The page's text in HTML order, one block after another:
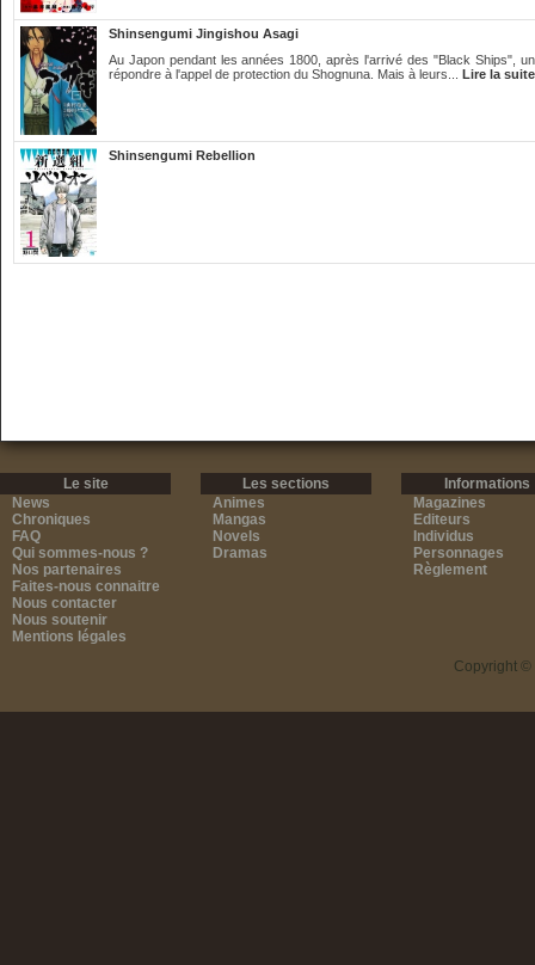
Shinsengumi Jingishou Asagi
Au Japon pendant les années 1800, après l'arrivé des "Black Ships",
répondre à l'appel de protection du Shognuna. Mais à leurs... Lire la suite
Shinsengumi Rebellion
Le site
News
Chroniques
FAQ
Qui sommes-nous ?
Nos partenaires
Faites-nous connaitre
Nous contacter
Nous soutenir
Mentions légales
Les sections
Animes
Mangas
Novels
Dramas
Informations
Magazines
Editeurs
Individus
Personnages
Règlement
Copyright ©